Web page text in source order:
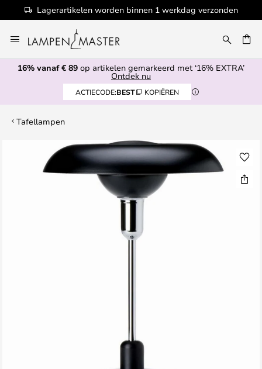
Lagerartikelen worden binnen 1 werkdag verzonden
naar
de
inhoud
16% vanaf € 89 op artikelen gemarkeerd met ‘16% EXTRA’
Ontdek nu
ACTIECODE:BEST KOPIËREN
Tafellampen